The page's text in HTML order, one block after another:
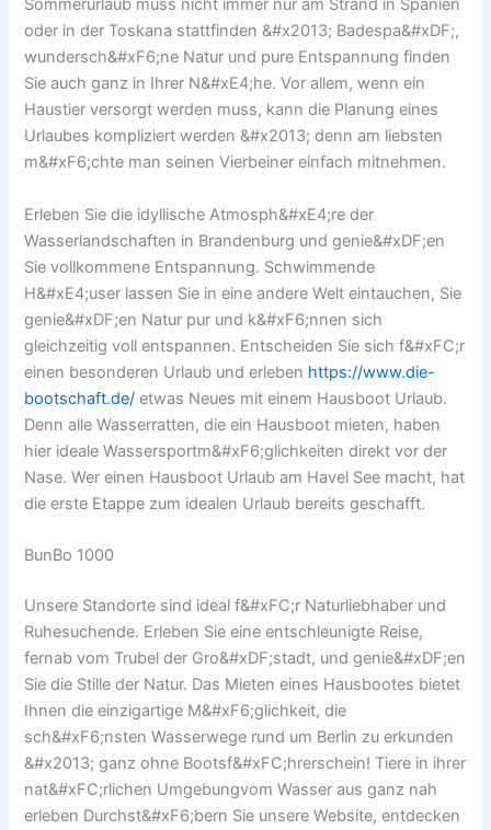
Sommerurlaub muss nicht immer nur am Strand in Spanien
oder in der Toskana stattfinden &#x2013; Badespa&#xDF;,
wundersch&#xF6;ne Natur und pure Entspannung finden
Sie auch ganz in Ihrer N&#xE4;he. Vor allem, wenn ein
Haustier versorgt werden muss, kann die Planung eines
Urlaubes kompliziert werden &#x2013; denn am liebsten
m&#xF6;chte man seinen Vierbeiner einfach mitnehmen.
Erleben Sie die idyllische Atmosph&#xE4;re der
Wasserlandschaften in Brandenburg und genie&#xDF;en
Sie vollkommene Entspannung. Schwimmende
H&#xE4;user lassen Sie in eine andere Welt eintauchen, Sie
genie&#xDF;en Natur pur und k&#xF6;nnen sich
gleichzeitig voll entspannen. Entscheiden Sie sich f&#xFC;r
einen besonderen Urlaub und erleben https://www.die-
bootschaft.de/ etwas Neues mit einem Hausboot Urlaub.
Denn alle Wasserratten, die ein Hausboot mieten, haben
hier ideale Wassersportm&#xF6;glichkeiten direkt vor der
Nase. Wer einen Hausboot Urlaub am Havel See macht, hat
die erste Etappe zum idealen Urlaub bereits geschafft.
BunBo 1000
Unsere Standorte sind ideal f&#xFC;r Naturliebhaber und
Ruhesuchende. Erleben Sie eine entschleunigte Reise,
fernab vom Trubel der Gro&#xDF;stadt, und genie&#xDF;en
Sie die Stille der Natur. Das Mieten eines Hausbootes bietet
Ihnen die einzigartige M&#xF6;glichkeit, die
sch&#xF6;nsten Wasserwege rund um Berlin zu erkunden
&#x2013; ganz ohne Bootsf&#xFC;hrerschein! Tiere in ihrer
nat&#xFC;rlichen Umgebungvom Wasser aus ganz nah
erleben Durchst&#xF6;bern Sie unsere Website, entdecken